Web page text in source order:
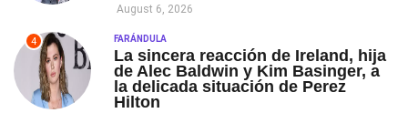
August 6, 2026
4 FARÁNDULA
La sincera reacción de Ireland, hija
de Alec Baldwin y Kim Basinger, a
la delicada situación de Perez
Hilton